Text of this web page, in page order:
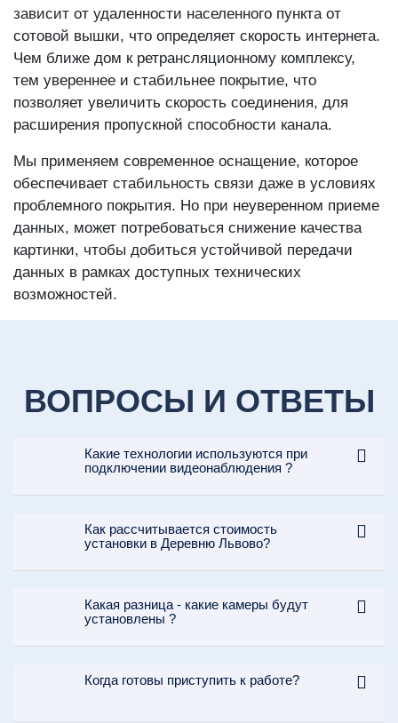
зависит от удаленности населенного пункта от
сотовой вышки, что определяет скорость интернета.
Чем ближе дом к ретрансляционному комплексу,
тем увереннее и стабильнее покрытие, что
позволяет увеличить скорость соединения, для
расширения пропускной способности канала.
Мы применяем современное оснащение, которое
обеспечивает стабильность связи даже в условиях
проблемного покрытия. Но при неуверенном приеме
данных, может потребоваться снижение качества
картинки, чтобы добиться устойчивой передачи
данных в рамках доступных технических
возможностей.
ВОПРОСЫ И ОТВЕТЫ
Какие технологии используются при
подключении видеонаблюдения ?
Как рассчитывается стоимость
установки в Деревню Львово?
Какая разница - какие камеры будут
установлены ?
Когда готовы приступить к работе?